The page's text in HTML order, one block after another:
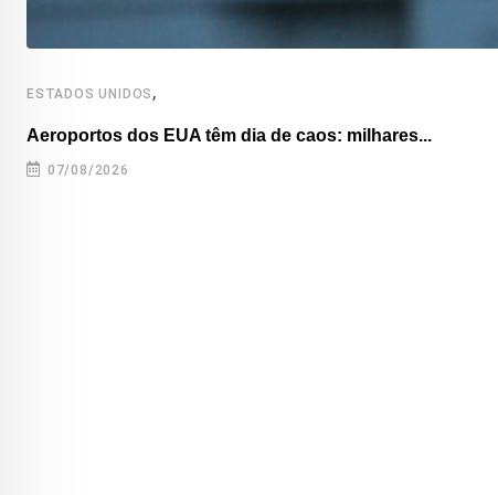
ESTADOS UNIDOS ,
Aeroportos dos EUA têm dia de caos: milhares...
07/08/2026